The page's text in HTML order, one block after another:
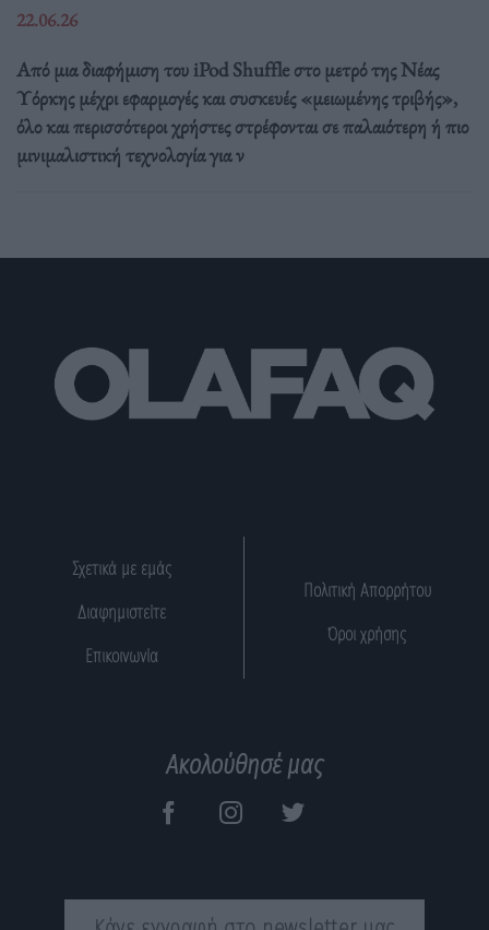
22.06.26
Από μια διαφήμιση του iPod Shuffle στο μετρό της Νέας
Υόρκης μέχρι εφαρμογές και συσκευές «μειωμένης τριβής»,
όλο και περισσότεροι χρήστες στρέφονται σε παλαιότερη ή πιο
μινιμαλιστική τεχνολογία για ν
Σχετικά με εμάς
Διαφημιστείτε
Επικοινωνία
Πολιτική Απορρήτου
Όροι χρήσης
Ακολούθησέ μας